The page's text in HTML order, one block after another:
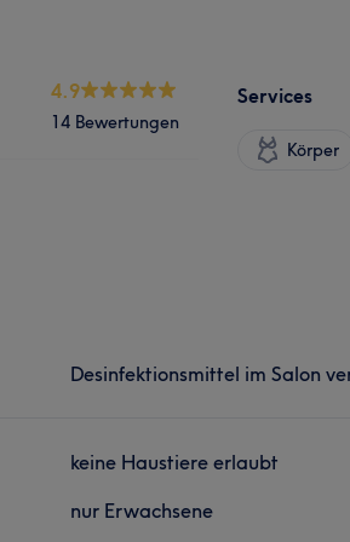
4.9
14 Bewertungen
Services
Körper
Desinfektionsmittel im Salon
keine Haustiere erlaubt
nur Erwachsene